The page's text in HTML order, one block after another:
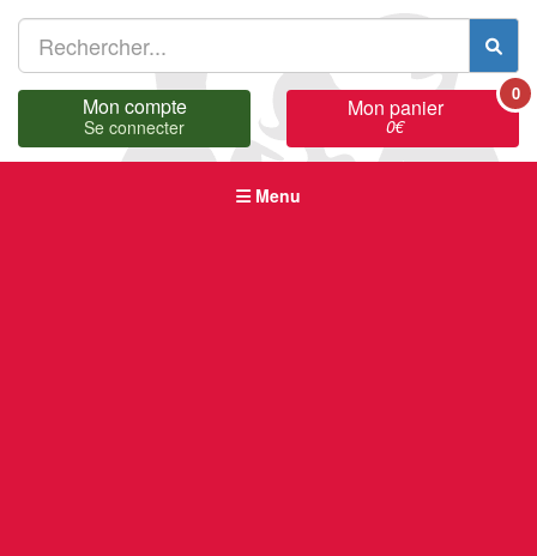
Mon compte
Se connecter
Mon panier
0€
0
Menu